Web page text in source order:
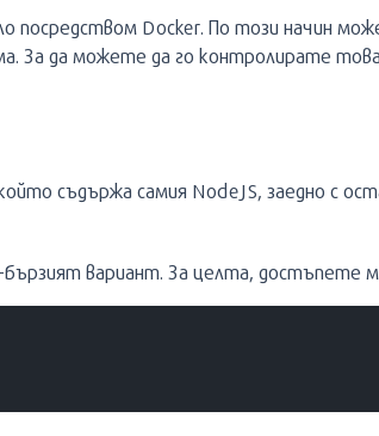
посредством Docker. По този начин
За да можете да го контролирате
съдържа самия NodeJS, заедно с
вариант. За целта, достъпете